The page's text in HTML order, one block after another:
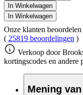
In Winkelwagen
In Winkelwagen
Onze klanten beoordelen
( 25819 beoordelingen )
Verkoop door
kortingscodes en andere
Mening